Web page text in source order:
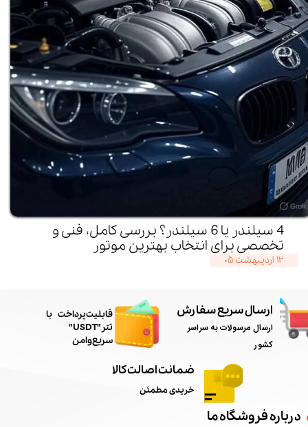
4 سیلندر یا 6 سیلندر؟ بررسی کامل، فنی و
تخصصی برای انتخاب بهترین موتور
۱۲ اردیبهشت ۰۵
ارسال سریع سفارش
ارسال مرسولات به سراسر
کشور
ضمانت اصالت کالا
خریدی مطمئن
درباره فروشگاه ما
​قابلیت پرداخت با
تتر"USDT"
سریع و امن